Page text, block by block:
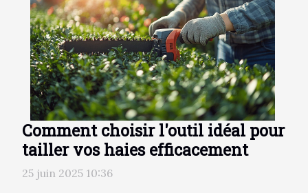
Comment choisir l'outil idéal pour
tailler vos haies efficacement
25 juin 2025 10:36